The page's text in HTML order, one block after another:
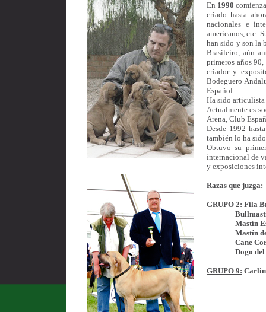
En 1990
criado hasta
nacionales e
americanos, etc.
han sido y son la
Brasileiro, aún
primeros años
criador y
Bodeguero
Español.
Ha sido articulista
Actualmente es
Arena, Club
Desde 1992
también lo ha
Obtuvo su
internacional de
y exposiciones
Razas que juzga:
GRUPO 2: Fila
Mastín
Mastín del
Cane
Dogo del
GRUPO 9: